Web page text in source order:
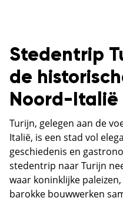
Stedentrip
de
Noord-Italië
Turijn, gelegen aan de
Italië, is een stad vol
geschiedenis en
stedentrip naar Turijn
waar koninklijke
barokke bouwwerken